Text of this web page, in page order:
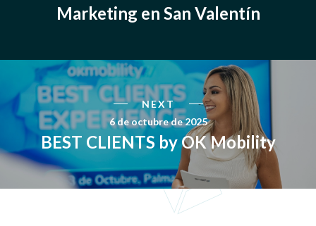
Marketing en San Valentín
NEXT
6 de octubre de 2025
BEST CLIENTS by OK Mobility